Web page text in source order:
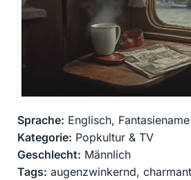
Sprache: Englisch, Fantasiename
Kategorie: Popkultur & TV
Geschlecht: Männlich
Tags: augenzwinkernd,